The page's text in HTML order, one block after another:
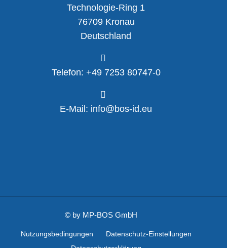
Technologie-Ring 1
76709 Kronau
Deutschland
Telefon: +49 7253 80747-0
E-Mail: info@bos-id.eu
© by MP-BOS GmbH
Nutzungsbedingungen
Datenschutz-Einstellungen